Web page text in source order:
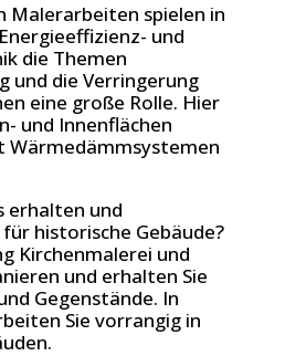
Malerarbeiten spielen in
und
die Themen
und die Verringerung
eine große Rolle. Hier
und Innenflächen
Wärmedämmsystemen
erhalten und
historische Gebäude?
Kirchenmalerei und
und erhalten Sie
Gegenstände. In
Sie vorrangig in